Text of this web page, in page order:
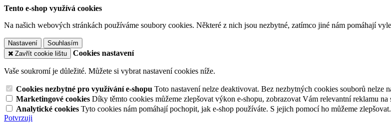
Tento e-shop využívá cookies
Na našich webových stránkách používáme soubory cookies. Některé z nich jsou nezbytné, zatímco jiné nám pomáhají
Nastavení
Souhlasím
Zavřít cookie lištu
Cookies nastavení
Vaše soukromí je důležité. Můžete si vybrat nastavení cookies níže.
Cookies nezbytné pro využívání e-shopu Toto nastavení nelze deaktivovat. Bez nezbytných cookies souborů nelze
Marketingové cookies Díky těmto cookies můžeme zlepšovat výkon e-shopu, zobrazovat Vám relevantní reklamu
Analytické cookies Tyto cookies nám pomáhají pochopit, jak e-shop používáte. S jejich pomocí ho můžeme zlepšovat.
Potvrzuji